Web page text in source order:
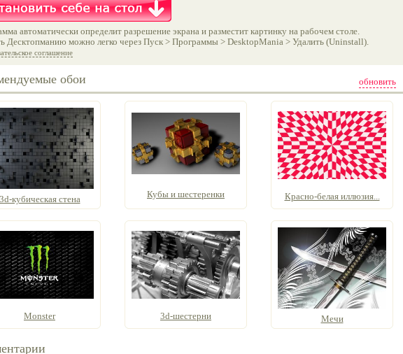
автоматически определит разрешение экрана и разместит картинку на рабочем столе.
Десктопманию можно легко через Пуск > Программы > DesktopMania > Удалить (Uninstall).
соглашение
обновить
обои
3d-кубическая стена Кубы и шестеренки Красно-белая иллюзия...
Monster 3d-шестерни Мечи